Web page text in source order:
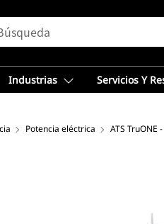
Industrias Servicios Y
Potencia eléctrica ATS TruONE